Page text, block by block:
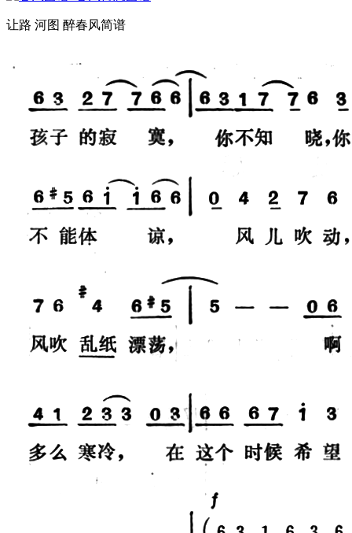
让路 河图 醉春风简谱